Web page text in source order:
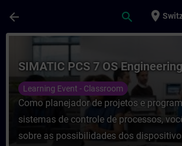
arrow_back search place
Kurs - SIMATIC PCS 7 OS
SIMATIC PCS 7 OS Engineering
Learning Event - Classroom
Como planejador de projetos e
sistemas de controle de processos,
sobre as possibilidades dos